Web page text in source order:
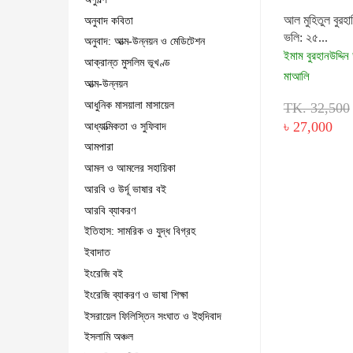
অনুবাদ কবিতা
অনুবাদ: আত্ম-উন্নয়ন ও মেডিটেশন
আক্রান্ত মুসলিম ভূখণ্ড
আত্ম-উন্নয়ন
আধুনিক মাসয়ালা মাসায়েল
আধ্যাত্মিকতা ও সুফিবাদ
আমপারা
আমল ও আমলের সহায়িকা
আরবি ও উর্দূ ভাষার বই
আরবি ব্যাকরণ
ইতিহাস: সামরিক ও যুদ্ধ বিগ্রহ
ইবাদাত
ইংরেজি বই
ইংরেজি ব্যাকরণ ও ভাষা শিক্ষা
ইসরায়েল ফিলিস্তিন সংঘাত ও ইহুদিবাদ
ইসলামি অঞ্চল
আল মুহিতুল
ভলি: ২৫...
ইমাম
মাআলি
TK. 32,500
৳ 27,000